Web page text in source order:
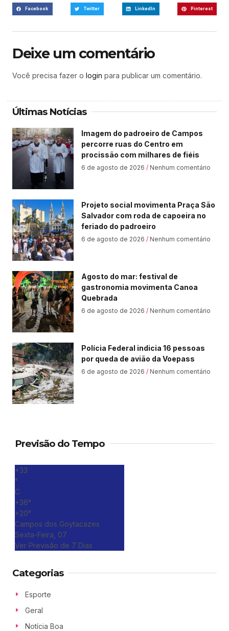
Facebook Twitter LinkedIn Pinterest
Deixe um comentário
Você precisa fazer o login para publicar um comentário.
Últimas Notícias
Imagem do padroeiro de Campos
percorre ruas do Centro em
procissão com milhares de fiéis
6 de agosto de 2026 Nenhum comentário
Projeto social movimenta Praça São
Salvador com roda de capoeira no
feriado do padroeiro
6 de agosto de 2026 Nenhum comentário
Agosto do mar: festival de
gastronomia movimenta Canoa
Quebrada
6 de agosto de 2026 Nenhum comentário
Polícia Federal indicia 16 pessoas
por queda de avião da Voepass
6 de agosto de 2026 Nenhum comentário
Previsão do Tempo
+33
°
C
+36°
+20°
Campos dos Goytacazes
Sexta-Feira, 07
Ver Previsão de 7 Dias
Categorias
Esporte
Geral
Notícia Boa